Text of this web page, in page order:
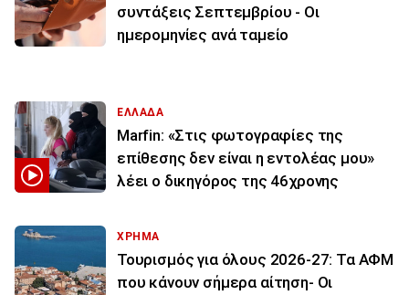
συντάξεις Σεπτεμβρίου - Οι
ημερομηνίες ανά ταμείο
ΕΛΛΑΔΑ
Marfin: «Στις φωτογραφίες της
επίθεσης δεν είναι η εντολέας μου»
λέει ο δικηγόρος της 46χρονης
ΧΡΗΜΑ
Τουρισμός για όλους 2026-27: Τα ΑΦΜ
που κάνουν σήμερα αίτηση- Οι